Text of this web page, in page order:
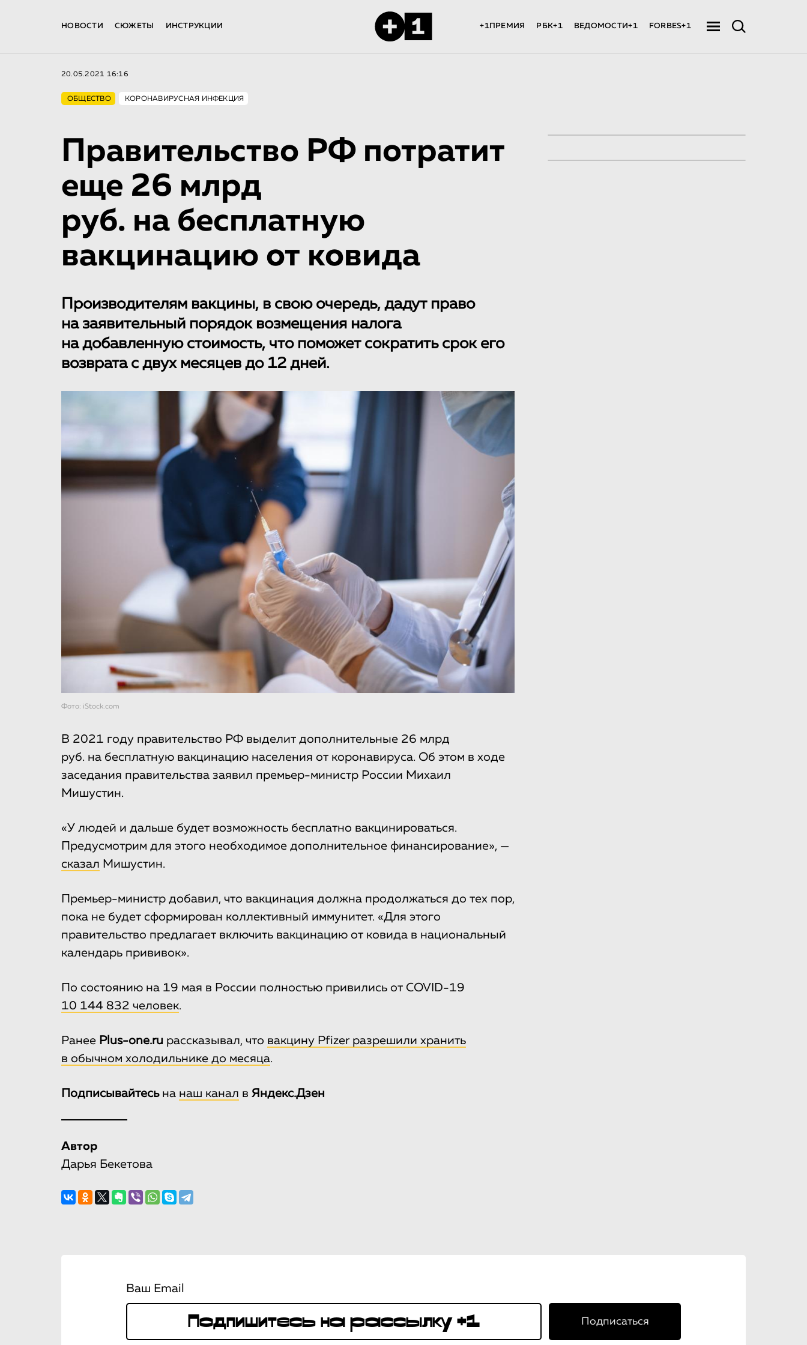
НОВОСТИ СЮЖЕТЫ ИНСТРУКЦИИ +1ПРЕМИЯ РБК+1 ВЕДОМОСТИ+1 FORBES+1
20.05.2021 16:16
ОБЩЕСТВО КОРОНАВИРУСНАЯ ИНФЕКЦИЯ
Правительство РФ потратит
еще 26 млрд
руб. на бесплатную
вакцинацию от ковида
Производителям вакцины, в свою очередь, дадут право
на заявительный порядок возмещения налога
на добавленную стоимость, что поможет сократить срок его
возврата с двух месяцев до 12 дней.
Фото: iStock.com
В 2021 году правительство РФ выделит дополнительные 26 млрд
руб. на бесплатную вакцинацию населения от коронавируса. Об этом в ходе
заседания правительства заявил премьер-министр России Михаил
Мишустин.
«У людей и дальше будет возможность бесплатно вакцинироваться.
Предусмотрим для этого необходимое дополнительное финансирование», —
сказал Мишустин.
Премьер-министр добавил, что вакцинация должна продолжаться до тех пор,
пока не будет сформирован коллективный иммунитет. «Для этого
правительство предлагает включить вакцинацию от ковида в национальный
календарь прививок».
По состоянию на 19 мая в России полностью привились от COVID-19
10 144 832 человек.
Ранее Plus-one.ru рассказывал, что вакцину Pfizer разрешили хранить
в обычном холодильнике до месяца.
Подписывайтесьна наш канал в Яндекс.Дзен
Автор
Дарья Бекетова
Ваш Email
Подписаться